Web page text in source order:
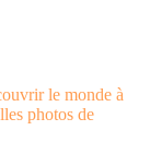
le monde à
photos de